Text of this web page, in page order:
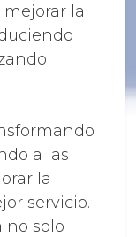
la
a las
la
servicio.
no solo